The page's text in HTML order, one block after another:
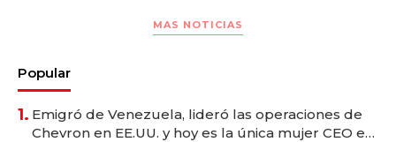
MAS NOTICIAS
Popular
1. Emigró de Venezuela, lideró las operaciones de
Chevron en EE.UU. y hoy es la única mujer CEO en